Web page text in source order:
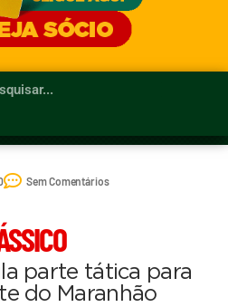
Sem Comentários
parte tática para
do Maranhão